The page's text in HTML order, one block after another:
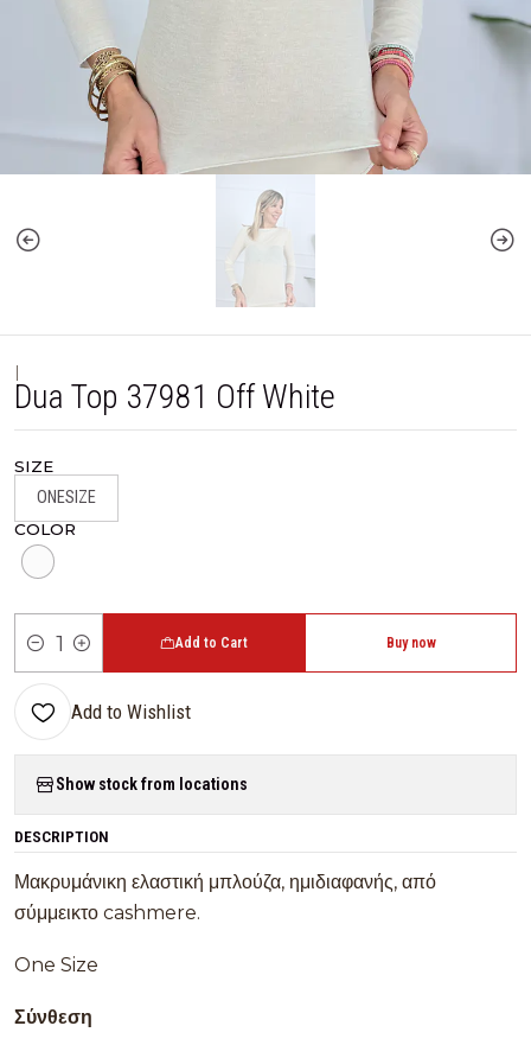
|
Dua Top 37981 Off White
SIZE
ONESIZE
COLOR
Quantity
Add to Cart Buy now
Add to Wishlist
Show stock from locations
DESCRIPTION
Μακρυμάνικη ελαστική μπλούζα, ημιδιαφανής, από
σύμμεικτο cashmere.
One Size
Σύνθεση